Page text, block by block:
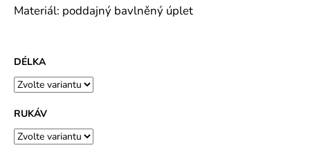
Materiál: poddajný bavlněný úplet
DÉLKA
RUKÁV
m
TEPLÁKOVÉ
KALHOTY
ŠEDÝ
MELÍR
230G/M2